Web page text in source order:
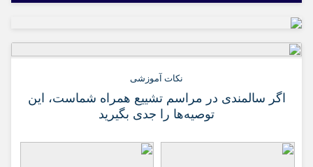
نکات آموزشی
اگر سالمندی در مراسم تشییع همراه شماست، این
توصیه‌ها را جدی بگیرید